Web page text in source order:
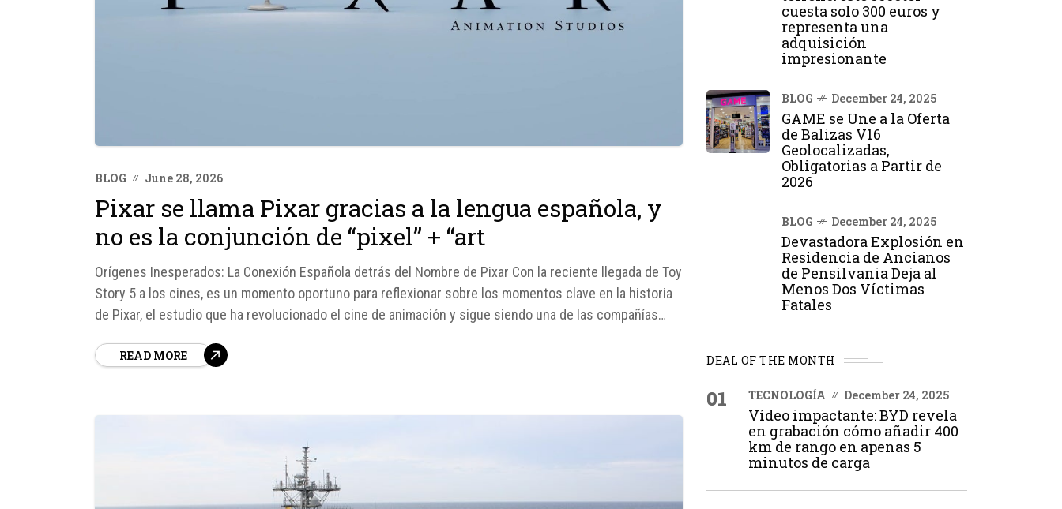
BLOG June 28, 2026
Pixar se llama Pixar gracias a la lengua española, y
no es la conjunción de “pixel” + “art
Orígenes Inesperados: La Conexión Española detrás del Nombre de Pixar Con la reciente llegada de Toy
Story 5 a los cines, es un momento oportuno para reflexionar sobre los momentos clave en la historia
de Pixar, el estudio que ha revolucionado el cine de animación y sigue siendo una de las compañías
READ MORE
cuesta solo 300 euros y
representa una
adquisición
impresionante
BLOG December 24, 2025
GAME se Une a la Oferta
de Balizas V16
Geolocalizadas,
Obligatorias a Partir de
2026
BLOG December 24, 2025
Devastadora Explosión en
Residencia de Ancianos
de Pensilvania Deja al
Menos Dos Víctimas
Fatales
DEAL OF THE MONTH
01 TECNOLOGÍA December 24, 2025
Vídeo impactante: BYD revela
en grabación cómo añadir 400
km de rango en apenas 5
minutos de carga